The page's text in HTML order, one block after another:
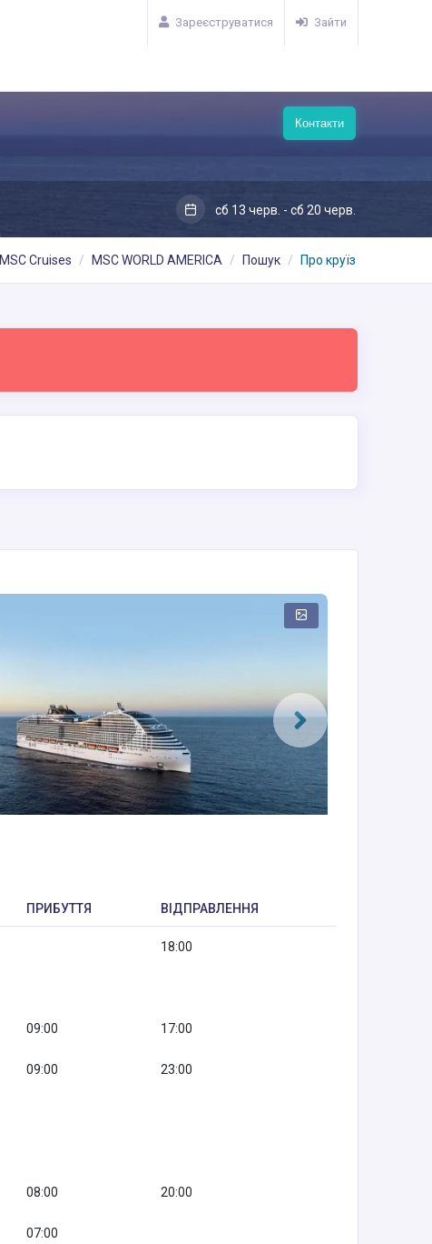
Зареєструватися Зайти
Контакти
сб 13 черв. - сб 20 черв.
MSC Cruises MSC WORLD AMERICA Пошук Про круїз
ПРИБУТТЯ ВІДПРАВЛЕННЯ
18:00
09:00 17:00
09:00 23:00
08:00 20:00
07:00